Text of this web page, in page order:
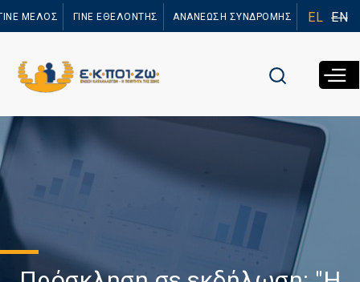
προς το
ΜΕΛΟΣ ΓΙΝΕ ΕΘΕΛΟΝΤΗΣ ΑΝΑΝΕΩΣΗ ΣΥΝΔΡΟΜΗΣ EL EN